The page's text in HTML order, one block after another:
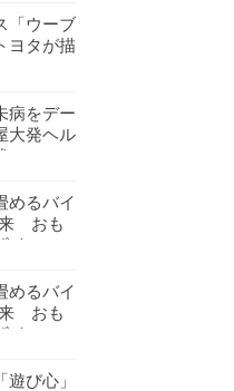
「ウーブ
ヨタが描
…
病をデー
大発ヘル
…
めるバイ
来 おも
イ…
めるバイ
来 おも
イ…
遊び心」